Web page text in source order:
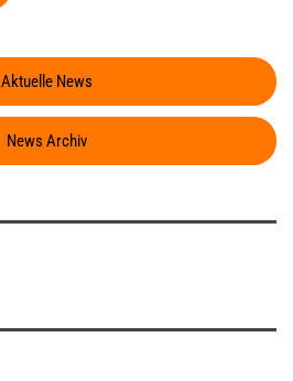
Aktuelle News
News Archiv